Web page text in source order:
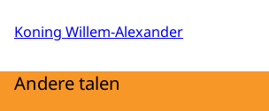
Koning Willem-Alexander
Andere talen